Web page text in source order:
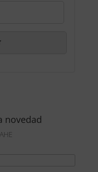
novedad